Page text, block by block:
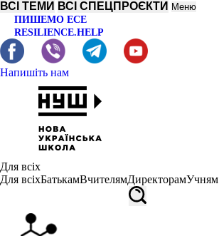
ВСІ ТЕМИ ВСІ СПЕЦПРОЄКТИ Меню
ПИШЕМО ЕСЕ
RESILIENCE.HELP
Напишіть нам
Для всіх
Для всіхБатькамВчителямДиректорамУчням